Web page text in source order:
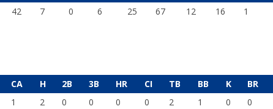
42 7 0 6 25 67 12 16 1
CA H 2B 3B HR CI TB BB K BR
1 2 0 0 0 0 2 1 0 0